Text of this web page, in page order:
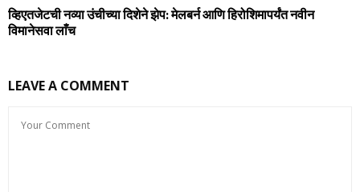
व्हिएतजेटची नव्‍या उंचीच्‍या दिशेने झेप: मेलबर्न आणि हिरोशिमापर्यंत नवीन
विमानेसवा लाँच
LEAVE A COMMENT